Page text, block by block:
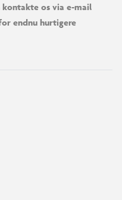
os via e-mail
endnu hurtigere